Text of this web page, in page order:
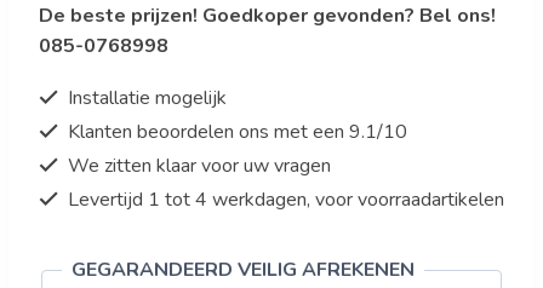
De beste prijzen! Goedkoper gevonden? Bel ons!
085-0768998
Installatie mogelijk
Klanten beoordelen ons met een 9.1/10
We zitten klaar voor uw vragen
Levertijd 1 tot 4 werkdagen, voor voorraadartikelen
GEGARANDEERD VEILIG AFREKENEN